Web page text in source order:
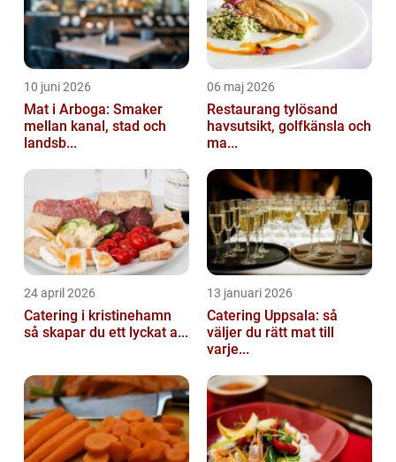
10 juni 2026
Mat i Arboga: Smaker
mellan kanal, stad och
landsb...
06 maj 2026
Restaurang tylösand
havsutsikt, golfkänsla och
ma...
24 april 2026
Catering i kristinehamn
så skapar du ett lyckat a...
13 januari 2026
Catering Uppsala: så
väljer du rätt mat till
varje...